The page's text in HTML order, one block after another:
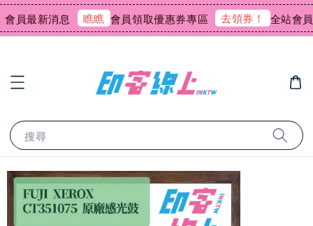
員最新消息 瞧瞧 會員領取優惠券專區 去領券！ 全站會
搜尋